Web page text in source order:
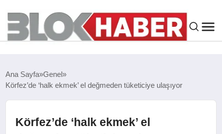
SIYASET
Ana Sayfa Genel
Körfez’de ‘halk ekmek’ el değmeden tüketiciye ulaşıyor
Körfez’de ‘halk ekmek’ el